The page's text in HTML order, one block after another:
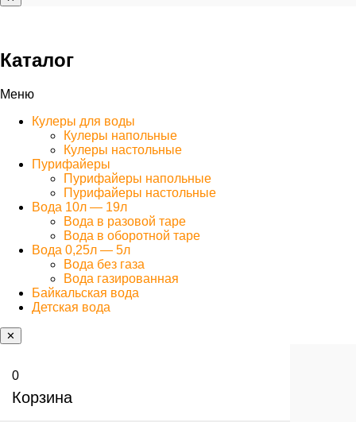
Каталог
Меню
Кулеры для воды
Кулеры напольные
Кулеры настольные
Пурифайеры
Пурифайеры напольные
Пурифайеры настольные
Вода 10л — 19л
Вода в разовой таре
Вода в оборотной таре
Вода 0,25л — 5л
Вода без газа
Вода газированная
Байкальская вода
Детская вода
✕
0
Корзина